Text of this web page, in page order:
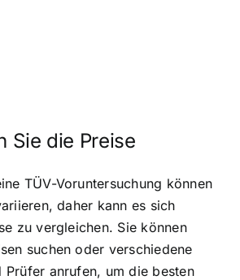
Sie die Preise
TÜV-Voruntersuchung können
daher kann es sich
zu vergleichen. Sie können
suchen oder verschiedene
Prüfer anrufen, um die besten